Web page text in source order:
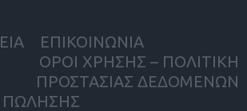
ΕΠΙΚΟΙΝΩΝΙΑ
ΟΡΟΙ ΧΡΗΣΗΣ – ΠΟΛΙΤΙΚΗ
ΠΡΟΣΤΑΣΙΑΣ ΔΕΔΟΜΕΝΩΝ
ΠΩΛΗΣΗΣ